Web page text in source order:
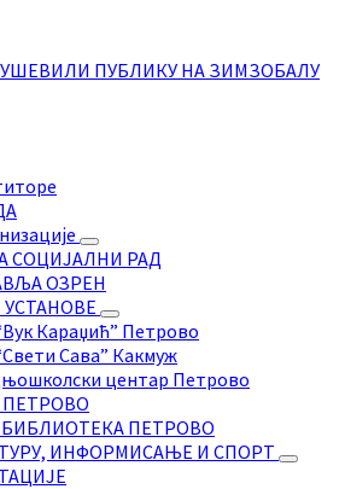
ПУБЛИКУ НА ЗИМЗОБАЛУ
СОЦИЈАЛНИ РАД
ОЗРЕН
Караџић” Петрово
Сава” Какмуж
центар Петрово
ПЕТРОВО
ИНФОРМИСАЊЕ И СПОРТ